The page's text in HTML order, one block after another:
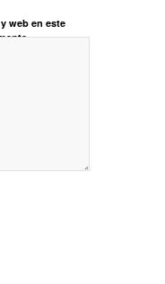
web en este